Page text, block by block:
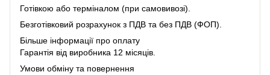
Готівкою або терміналом (при самовивозі).
Безготівковий розрахунок з ПДВ та без ПДВ (ФОП).
Більше інформації про оплату
Гарантія від виробника 12 місяців.
Умови обміну та повернення